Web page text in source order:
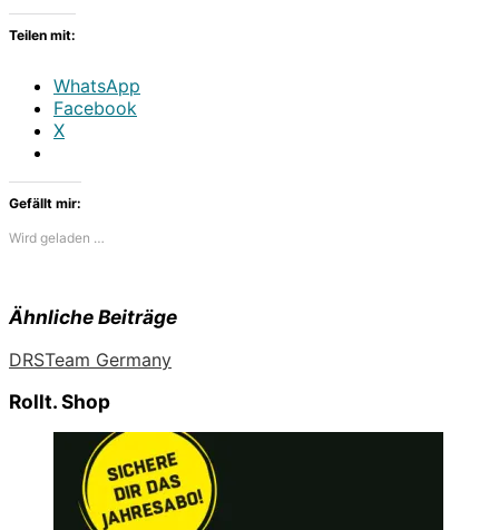
Teilen mit:
WhatsApp
Facebook
X
Gefällt mir:
Wird geladen …
Ähnliche Beiträge
DRSTeam Germany
Rollt. Shop